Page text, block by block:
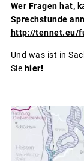
Wer Fragen hat,
Sprechstunde
http://tennet.eu/
Und was ist in
Sie hier!